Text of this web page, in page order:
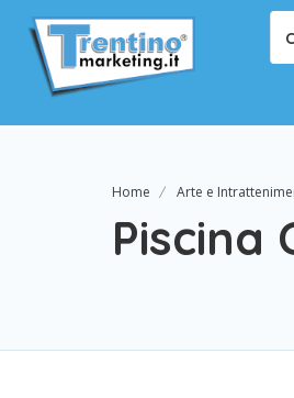
Home Arte e
Piscina